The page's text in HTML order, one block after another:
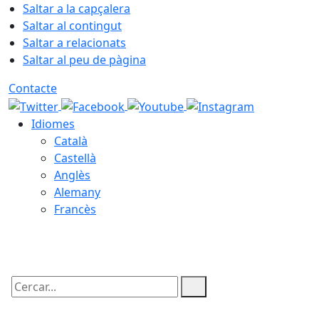
Saltar a la capçalera
Saltar al contingut
Saltar a relacionats
Saltar al peu de pàgina
Contacte
Idiomes
Català
Castellà
Anglès
Alemany
Francès
Cercar: